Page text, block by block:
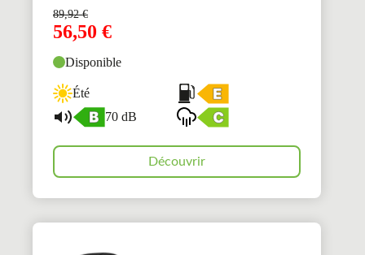
89,92€
56,50 €
Disponible
Été
70 dB
Découvrir